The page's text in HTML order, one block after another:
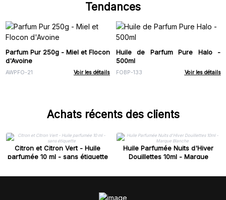
Tendances
Parfum Pur 250g - Miel et Flocon
d'Avoine
AWPFO-21 Voir les détails
Huile de Parfum Pure Halo -
500ml
FOBP-133 Voir les détails
Achats récents des clients
Citron et Citron Vert - Huile
parfumée 10 ml - sans étiquette
Huile Parfumée Nuits d'Hiver
Douillettes 10ml - Marque